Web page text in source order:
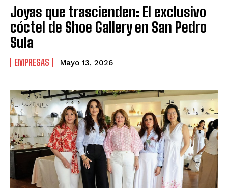
Joyas que trascienden: El exclusivo
cóctel de Shoe Gallery en San Pedro
Sula
EMPRESAS Mayo 13, 2026